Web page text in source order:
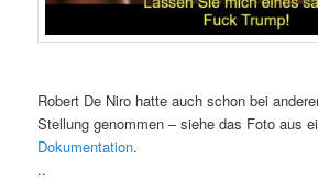
Robert De Niro hatte auch schon bei
Stellung genommen – siehe das Foto aus
Dokumentation.
..